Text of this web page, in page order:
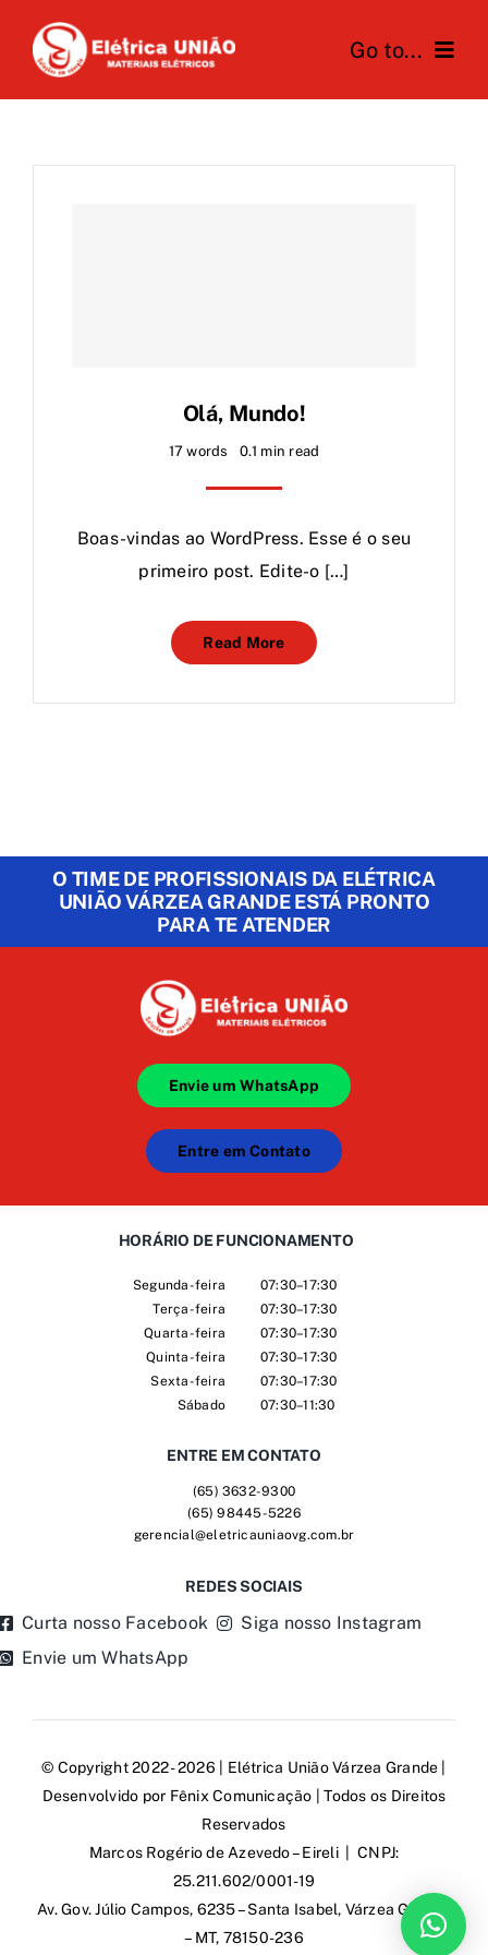
content
Go to...
Olá, Mundo!
17 words 0.1 min read
Boas-vindas ao WordPress. Esse é o seu
primeiro post. Edite-o […]
Read More
O TIME DE PROFISSIONAIS DA ELÉTRICA
UNIÃO VÁRZEA GRANDE ESTÁ PRONTO
PARA TE ATENDER
Envie um WhatsApp
Entre em Contato
HORÁRIO DE FUNCIONAMENTO
Segunda-feira
Terça-feira
Quarta-feira
Quinta-feira
Sexta-feira
Sábado
07:30–17:30
07:30–17:30
07:30–17:30
07:30–17:30
07:30–17:30
07:30–11:30
ENTRE EM CONTATO
(65) 3632-9300
(65) 98445-5226
gerencial@eletricauniaovg.com.br
REDES SOCIAIS
Curta nosso Facebook
Siga nosso Instagram
Envie um WhatsApp
© Copyright 2022 - 2026 | Elétrica União Várzea Grande |
Desenvolvido por Fênix Comunicação | Todos os Direitos
Reservados
Marcos Rogério de Azevedo – Eireli | CNPJ:
25.211.602/0001-19
Av. Gov. Júlio Campos, 6235 – Santa Isabel, Várzea Grande
– MT, 78150-236